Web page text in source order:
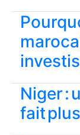
Niger :
fait